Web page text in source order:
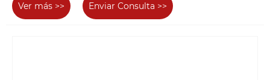
Ver más >> Enviar Consulta >>